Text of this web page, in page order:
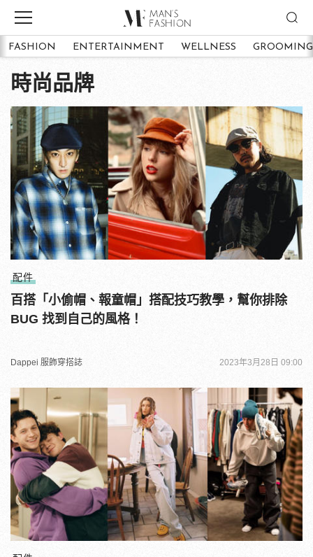
FASHION ENTERTAINMENT WELLNESS GROOMING
時尚品牌
配件
百搭「小偷帽、報童帽」搭配技巧教學，幫你排除
BUG 找到自己的風格！
Dappei 服飾穿搭誌 2023年3月28日 09:00